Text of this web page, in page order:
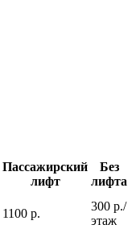
Пассажирский
лифт
Без
лифта
1100 р.
300 р./
этаж